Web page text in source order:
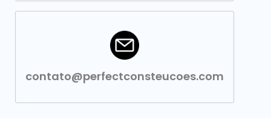
contato@perfectconsteucoes.com